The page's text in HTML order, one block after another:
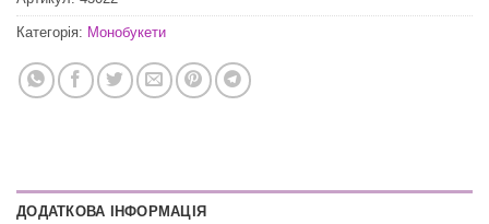
Категорія: Монобукети
ДОДАТКОВА ІНФОРМАЦІЯ